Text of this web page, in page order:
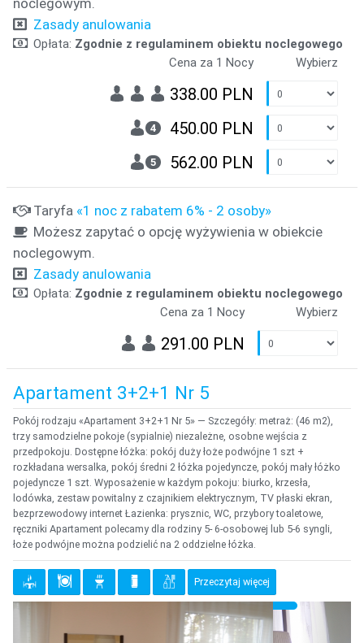
noclegowym.
Zasady anulowania
Opłata: Zgodnie z regulaminem obiektu noclegowego
Cena za 1 Nocy
Wybierz
338.00 PLN
4 450.00 PLN
5 562.00 PLN
Taryfa «1 noc z rabatem 6% - 2 osoby»
Możesz zapytać o opcję wyżywienia w obiekcie
noclegowym.
Zasady anulowania
Opłata: Zgodnie z regulaminem obiektu noclegowego
Cena za 1 Nocy
Wybierz
291.00 PLN
Apartament 3+2+1 Nr 5
Pokój rodzaju «Apartament 3+2+1 Nr 5» — Szczegóły: metraż: (46 m2),
trzy samodzielne pokoje (sypialnie) niezależne, osobne wejścia z
przedpokoju. Dostępne łóżka: pokój duży łoże podwójne 1 szt +
rozkładana wersalka, pokój średni 2 łóżka pojedyncze, pokój mały łóżko
pojedyncze 1 szt. Wyposażenie w każdym pokoju: biurko, krzesła,
lodówka, zestaw powitalny z czajnikiem elektrycznym, TV płaski ekran,
bezprzewodowy internet Łazienka: prysznic, WC, przybory toaletowe,
ręczniki Apartament polecamy dla rodziny 5- 6-osobowej lub 5-6 syngli,
łoże podwójne można podzielić na 2 oddzielne łóżka.
Przeczytaj więcej